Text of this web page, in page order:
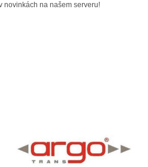
novinkách na našem serveru!